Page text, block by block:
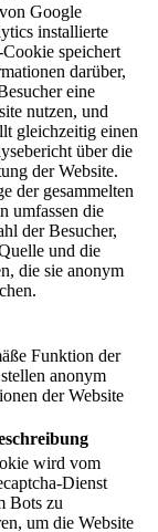
Google
installierte
Cookie speichert
darüber,
eine
nutzen, und
gleichzeitig einen
über die
der Website.
der gesammelten
umfassen die
der Besucher,
und die
die sie anonym
Funktion der
anonym
der Website
wird vom
Dienst
Bots zu
um die Website